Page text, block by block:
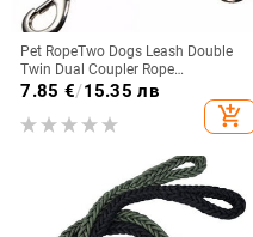
Pet RopeTwo Dogs Leash Double
Twin Dual Coupler Rope
Найлоново въже за теглене на
кучета Двупосочна каишка за
ходене на кучета
7.85 €/15.35 лв
add_shopping_cart